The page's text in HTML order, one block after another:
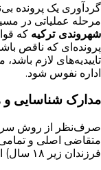
گردآوری یک پرونده
مرحله عملیاتی در
شهروندی ترکیه که
پرونده‌ای که ناقص
تاییدیه‌های لازم
اداره نفوس شود.
مدارک شناسایی و
صرف‌نظر از روش
متقاضی اصلی و
فرزندان زیر ۱۸ سال) ارائه گردد: